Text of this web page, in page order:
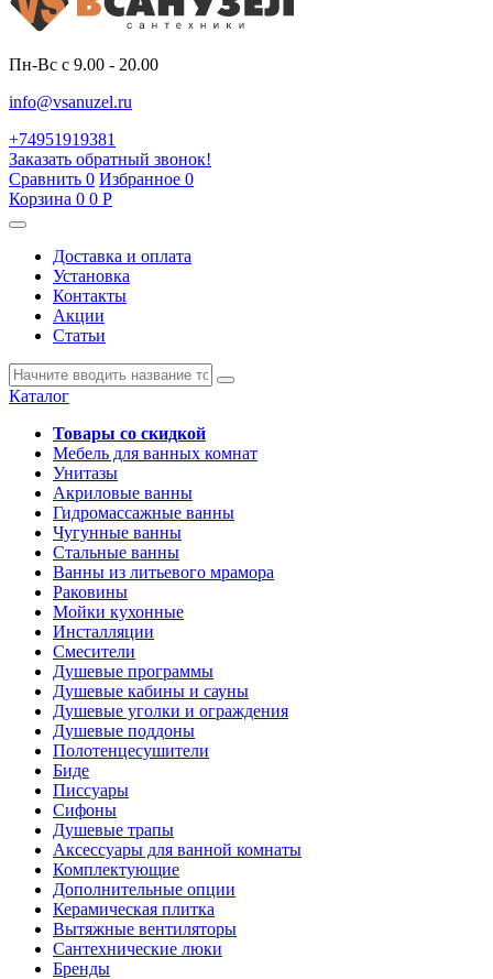
Пн-Вс с 9.00 - 20.00
info@vsanuzel.ru
+74951919381
Заказать обратный звонок!
Сравнить 0 Избранное 0
Корзина 0 0 Р
Доставка и оплата
Установка
Контакты
Акции
Статьи
Каталог
Товары со скидкой
Мебель для ванных комнат
Унитазы
Акриловые ванны
Гидромассажные ванны
Чугунные ванны
Стальные ванны
Ванны из литьевого мрамора
Раковины
Мойки кухонные
Инсталляции
Смесители
Душевые программы
Душевые кабины и сауны
Душевые уголки и ограждения
Душевые поддоны
Полотенцесушители
Биде
Писсуары
Сифоны
Душевые трапы
Аксессуары для ванной комнаты
Комплектующие
Дополнительные опции
Керамическая плитка
Вытяжные вентиляторы
Сантехнические люки
Бренды